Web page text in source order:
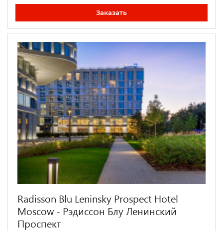
Заказать
Radisson Blu Leninsky Prospect Hotel
Moscow - Рэдиссон Блу Ленинский
Проспект